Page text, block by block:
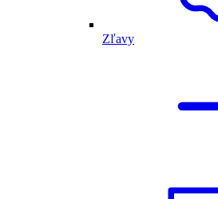
Zľavy